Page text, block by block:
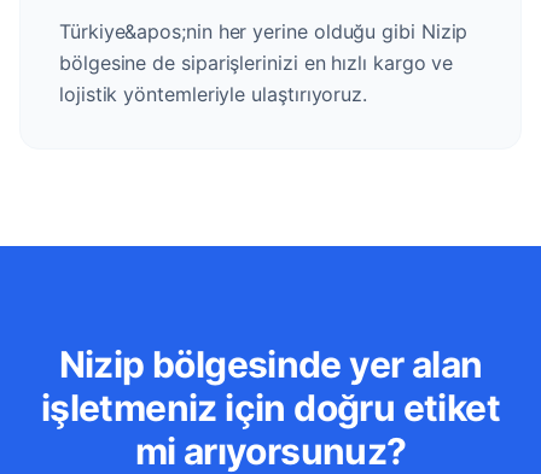
Türkiye&apos;nin her yerine olduğu gibi Nizip
bölgesine de siparişlerinizi en hızlı kargo ve
lojistik yöntemleriyle ulaştırıyoruz.
Nizip bölgesinde yer alan
işletmeniz için doğru etiket
mi arıyorsunuz?